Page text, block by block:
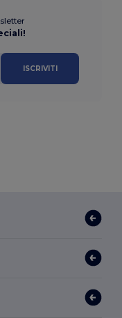
ISCRIVITI